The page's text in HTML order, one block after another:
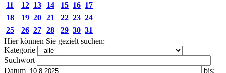
11
12 13 14 15 16 17
18
19 20 21 22 23 24
25
26 27 28 29 30 31
Hier können Sie gezielt suchen:
Kategorie
Suchwort
Datum
bis: